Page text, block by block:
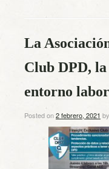
La
Club DPD,
entorno
Posted on2 febrero, 2021 by